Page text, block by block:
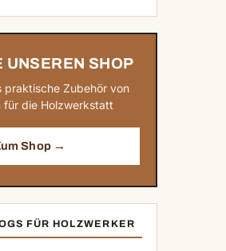
UNSEREN SHOP
praktische Zubehör von
für die Holzwerkstatt
Shop →
FÜR HOLZWERKER